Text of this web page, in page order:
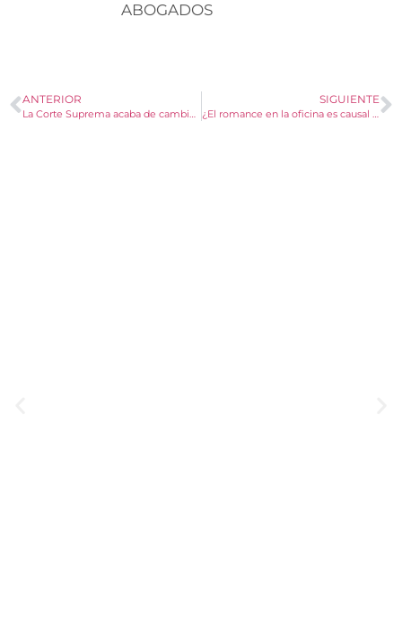
ABOGADOS
ANTERIOR
La Corte Suprema acaba de cambiar las reglas del juego para el despido de trabajadores cercanos a la pensión
SIGUIENTE
¿El romance en la oficina es causal de despido en 2026? Desmitificando las «Fake News» jurídicas